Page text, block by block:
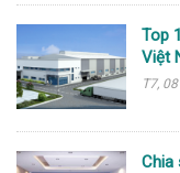
Top
Việt
T7,
Chia